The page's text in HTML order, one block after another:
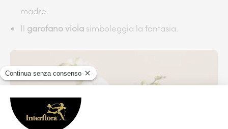
madre.
Il garofano viola simboleggia la fantasia.